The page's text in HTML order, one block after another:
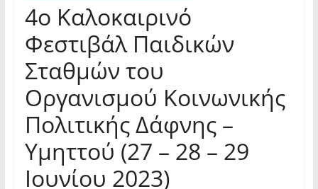
4ο Καλοκαιρινό
Φεστιβάλ Παιδικών
Σταθμών του
Οργανισμού Κοινωνικής
Πολιτικής Δάφνης –
Υμηττού (27 – 28 – 29
Ιουνίου 2023)